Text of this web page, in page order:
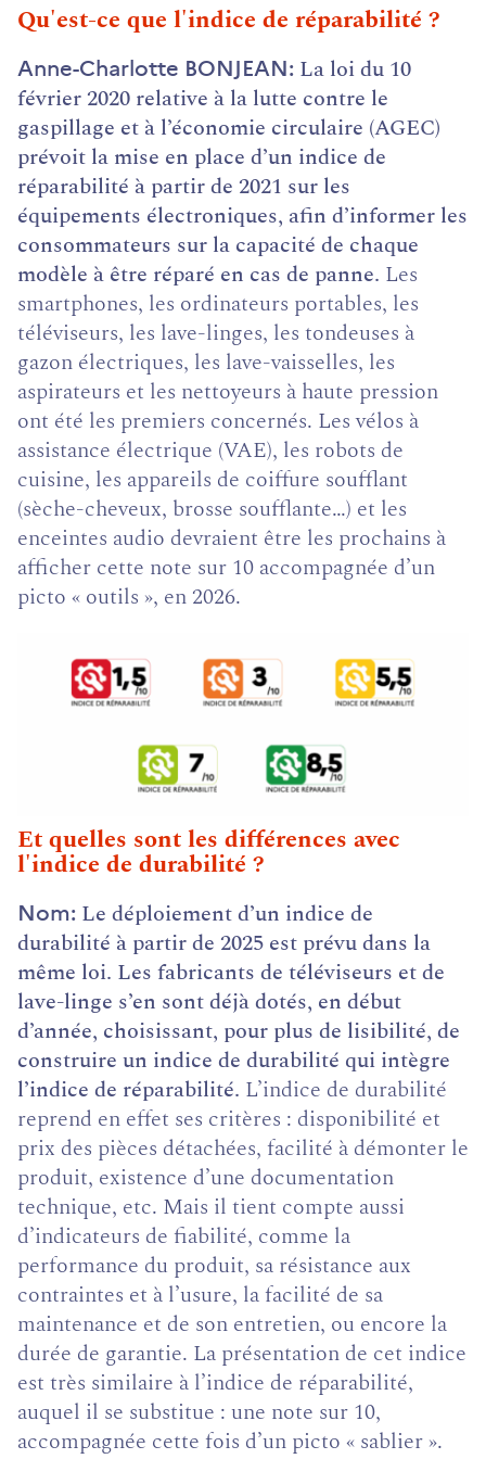
un
nouvel
onglet)
un
nouvel
onglet)
un
nouvel
onglet)
un
nouvel
onglet)
un
nouvel
onglet)
Qu'est-ce que l'indice de réparabilité ?
Anne-Charlotte BONJEAN La loi du 10
février 2020 relative à la lutte contre le
gaspillage et à l’économie circulaire (AGEC)
prévoit la mise en place d’un indice de
réparabilité à partir de 2021 sur les
équipements électroniques, afin d’informer les
consommateurs sur la capacité de chaque
modèle à être réparé en cas de panne. Les
smartphones, les ordinateurs portables, les
téléviseurs, les lave-linges, les tondeuses à
gazon électriques, les lave-vaisselles, les
aspirateurs et les nettoyeurs à haute pression
ont été les premiers concernés. Les vélos à
assistance électrique (VAE), les robots de
cuisine, les appareils de coiffure soufflant
(sèche-cheveux, brosse soufflante…) et les
enceintes audio devraient être les prochains à
afficher cette note sur 10 accompagnée d’un
picto « outils », en 2026.
Et quelles sont les différences avec
l'indice de durabilité ?
Nom Le déploiement d’un indice de
durabilité à partir de 2025 est prévu dans la
même loi. Les fabricants de téléviseurs et de
lave-linge s’en sont déjà dotés, en début
d’année, choisissant, pour plus de lisibilité, de
construire un indice de durabilité qui intègre
l’indice de réparabilité. L’indice de durabilité
reprend en effet ses critères : disponibilité et
prix des pièces détachées, facilité à démonter le
produit, existence d’une documentation
technique, etc. Mais il tient compte aussi
d’indicateurs de fiabilité, comme la
performance du produit, sa résistance aux
contraintes et à l’usure, la facilité de sa
maintenance et de son entretien, ou encore la
durée de garantie. La présentation de cet indice
est très similaire à l’indice de réparabilité,
auquel il se substitue : une note sur 10,
accompagnée cette fois d’un picto « sablier ».